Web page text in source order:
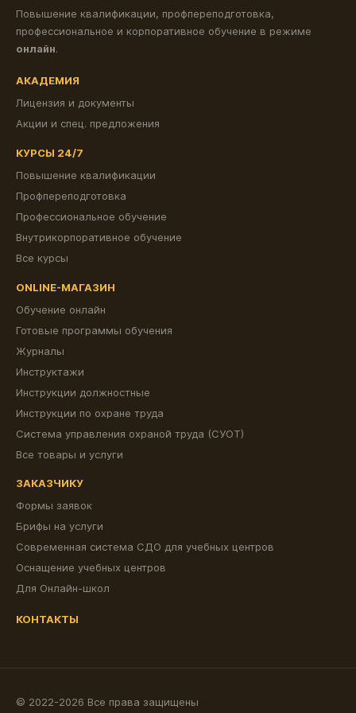
Повышение квалификации, профпереподготовка,
профессиональное и корпоративное обучение в режиме
онлайн.
АКАДЕМИЯ
Лицензия и документы
Акции и спец. предложения
КУРСЫ 24/7
Повышение квалификации
Профпереподготовка
Профессиональное обучение
Внутрикорпоративное обучение
Все курсы
ONLINE-МАГАЗИН
Обучение онлайн
Готовые программы обучения
Журналы
Инструктажи
Инструкции должностные
Инструкции по охране труда
Система управления охраной труда (СУОТ)
Все товары и услуги
ЗАКАЗЧИКУ
Формы заявок
Брифы на услуги
Современная система СДО для учебных центров
Оснащение учебных центров
Для Онлайн-школ
КОНТАКТЫ
© 2022-2026 Все права защищены